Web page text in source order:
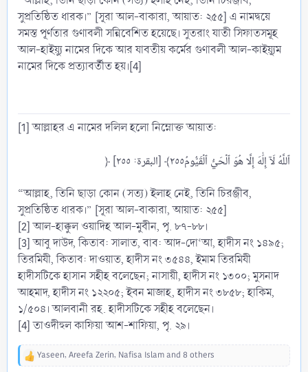
সুপ্রতিষ্ঠিত ধারক।” [সূরা আল-বাকারা, আয়াত: ২৫৫] এ নামদ্বয়ে
সমস্ত পূর্ণতার গুণাবলী সন্নিবেশিত হয়েছে। সুতরাং যাতী সিফাতসমূহ
আল-হাইয়্যু নামের দিকে আর যাবতীয় কর্মের গুণাবলী আল-কাইয়্যূম
নামের দিকে প্রত্যাবর্তীত হয়।[4]
[1] আল্লাহর এ নামের দলিল হলো নিম্নোক্ত আয়াত:
“আল্লাহ, তিনি ছাড়া কোন (সত্য) ইলাহ নেই, তিনি চিরঞ্জীব,
সুপ্রতিষ্ঠিত ধারক।” [সূরা আল-বাকারা, আয়াত: ২৫৫]
[2] আল-হাক্কুল ওয়াদিহ আল-মুবীন, পৃ. ৮৭-৮৮।
[3] আবু দাউদ, কিতাব: সালাত, বাব: আদ-দো‘আ, হাদীস নং ১৪৯৫;
তিরমিযী, কিতাব: দাওয়াত, হাদীস নং ৩৫৪৪, ইমাম তিরমিযী
হাদীসটিকে হাসান সহীহ বলেছেন; নাসায়ী, হাদীস নং ১৩০০; মুসনাদ
আহমাদ, হাদীস নং ১২২০৫; ইবন মাজাহ, হাদীস নং ৩৮৫৮; হাকিম,
১/৫০৪। আলবানী রহ. হাদীসটিকে সহীহ বলেছেন।
[4] তাওদীহুল কাফিয়া আশ-শাফিয়া, পৃ. ২৯।
R
Yaseen, Areefa Zerin, Nafisa Islamand 8 others